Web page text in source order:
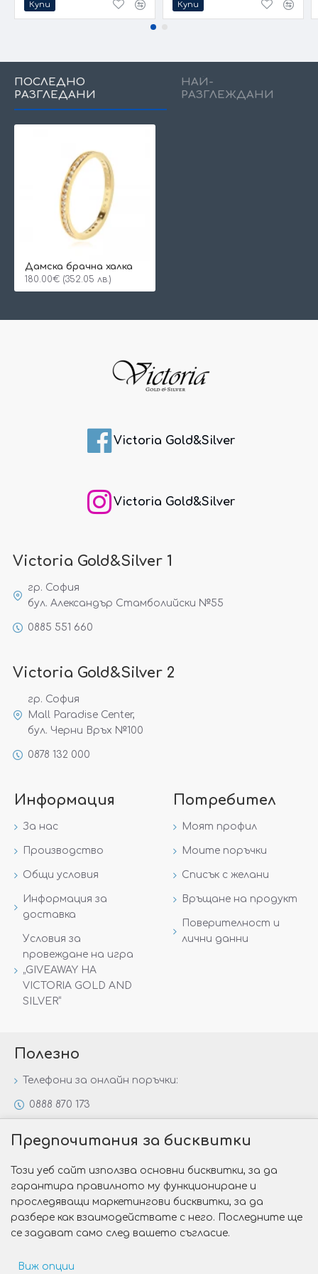
Купи Купи
ПОСЛЕДНО
РАЗГЛЕДАНИ
НАЙ-
РАЗГЛЕЖДАНИ
Дамска брачна халка
180.00€ (352.05 лв.)
Victoria Gold&Silver
Victoria Gold&Silver
Victoria Gold&Silver 1
гр. София
бул. Александър Стамболийски №55
0885 551 660
Victoria Gold&Silver 2
гр. София
Mall Paradise Center,
бул. Черни Връх №100
0878 132 000
Информация
За нас
Производство
Общи условия
Информация за
доставка
Условия за
провеждане на игра
„GIVEAWAY НА
VICTORIA GOLD AND
SILVER“
Потребител
Моят профил
Моите поръчки
Списък с желани
Връщане на продукт
Поверителност и
лични данни
Полезно
Телефони за онлайн поръчки:
0888 870 173
Специални предложения
Защо да изберете Victoria Gold&Silver?
Как да изберем годежен пръстен?
Предпочитания за бисквитки
Този уеб сайт използва основни бисквитки, за да
гарантира правилното му функциониране и
проследяващи маркетингови бисквитки, за да
разбере как взаимодействате с него. Последните ще
се задават само след вашето съгласие.
Виж опции